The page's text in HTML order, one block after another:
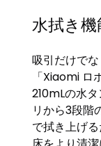
水拭き
吸引だけで
「Xiaomi ロ
210mLの水
リから3段階
で拭き上げ